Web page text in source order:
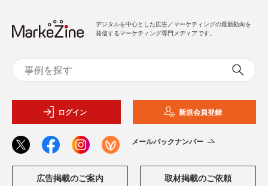
デジタルを中心とした広告／マーケティングの最新動向を
発信するマーケティング専門メディアです。
ログイン 新規会員登録
メールバックナンバー
広告掲載のご案内 取材掲載のご依頼